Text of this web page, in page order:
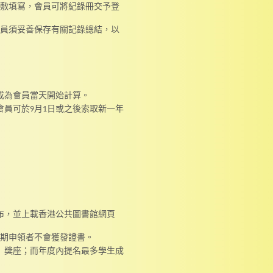
填寫，會員可將紀錄冊交予登
須妥善保存有關記錄總結，以
會員當天開始計算。
可於9月1日或之後索取新一年
並上載香港公共圖書館網頁
申領者不會獲發證書。
獎座；而年度內提名最多學生成